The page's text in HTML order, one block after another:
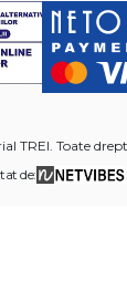
TREI. Toate
de: